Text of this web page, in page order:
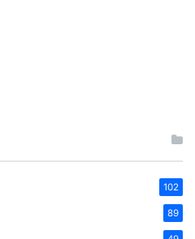
102
89